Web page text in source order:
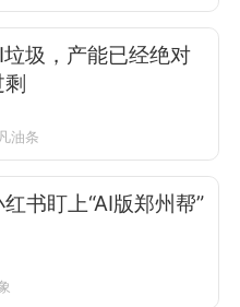
圾，产能已经绝对
剩
油条
书盯上“AI版郑州帮”